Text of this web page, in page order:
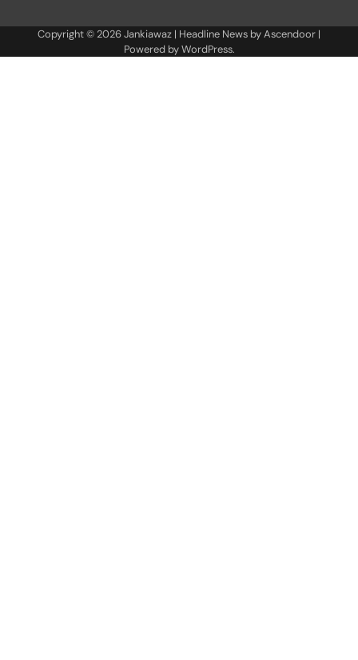
Copyright © 2026Jankiawaz | Headline News byAscendoor |
Powered byWordPress.